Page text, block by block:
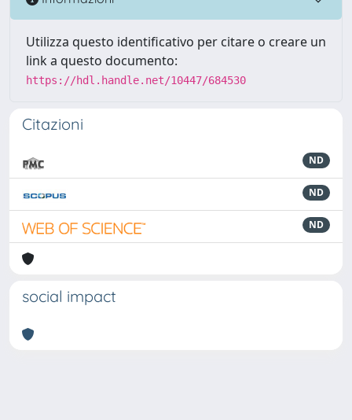
Utilizza questo identificativo per citare o creare un
link a questo documento:
https://hdl.handle.net/10447/684530
Citazioni
ND
ND
ND
social impact